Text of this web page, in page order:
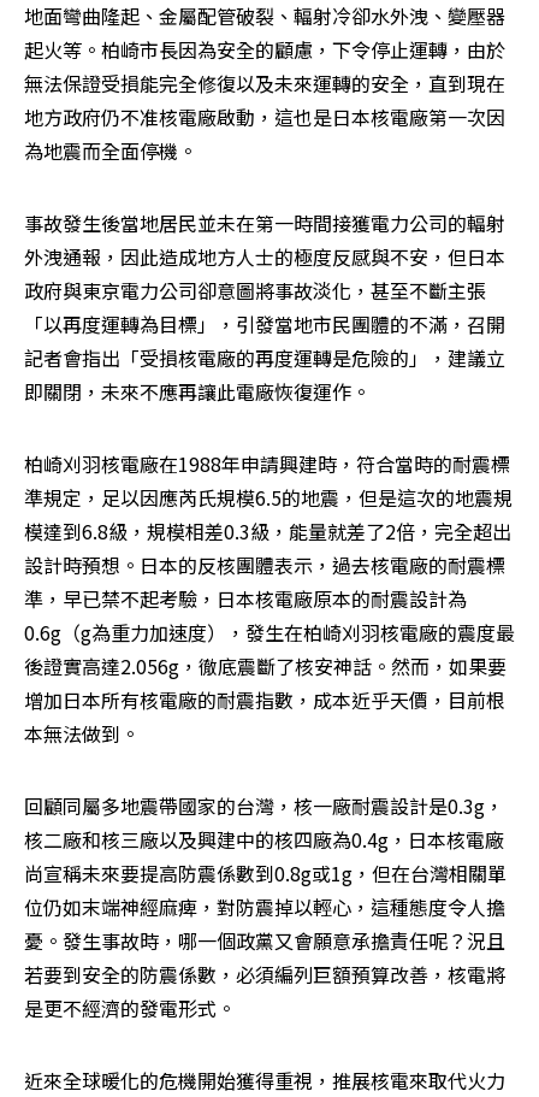
地面彎曲隆起、金屬配管破裂、輻射冷卻水外洩、變壓器
起火等。柏崎市長因為安全的顧慮，下令停止運轉，由於
無法保證受損能完全修復以及未來運轉的安全，直到現在
地方政府仍不准核電廠啟動，這也是日本核電廠第一次因
為地震而全面停機。
事故發生後當地居民並未在第一時間接獲電力公司的輻射
外洩通報，因此造成地方人士的極度反感與不安，但日本
政府與東京電力公司卻意圖將事故淡化，甚至不斷主張
「以再度運轉為目標」，引發當地市民團體的不滿，召開
記者會指出「受損核電廠的再度運轉是危險的」，建議立
即關閉，未來不應再讓此電廠恢復運作。
柏崎刈羽核電廠在1988年申請興建時，符合當時的耐震標
準規定，足以因應芮氏規模6.5的地震，但是這次的地震規
模達到6.8級，規模相差0.3級，能量就差了2倍，完全超出
設計時預想。日本的反核團體表示，過去核電廠的耐震標
準，早已禁不起考驗，日本核電廠原本的耐震設計為
0.6g（g為重力加速度），發生在柏崎刈羽核電廠的震度最
後證實高達2.056g，徹底震斷了核安神話。然而，如果要
增加日本所有核電廠的耐震指數，成本近乎天價，目前根
本無法做到。
回顧同屬多地震帶國家的台灣，核一廠耐震設計是0.3g，
核二廠和核三廠以及興建中的核四廠為0.4g，日本核電廠
尚宣稱未來要提高防震係數到0.8g或1g，但在台灣相關單
位仍如末端神經麻痺，對防震掉以輕心，這種態度令人擔
憂。發生事故時，哪一個政黨又會願意承擔責任呢？況且
若要到安全的防震係數，必須編列巨額預算改善，核電將
是更不經濟的發電形式。
近來全球暖化的危機開始獲得重視，推展核電來取代火力